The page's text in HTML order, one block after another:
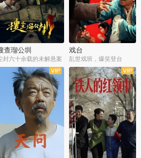
查瑠公圳
封六十余载的未解悬案
戏台
乱世戏班，爆笑登台